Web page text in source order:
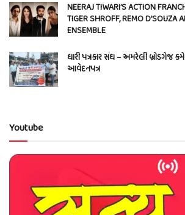
NEERAJ TIWARI’S ACTION
TIGER SHROFF, REMO D’SOUZA
ENSEMBLE
ધારી પત્રકાર સંઘ – અમરેલી બ્રોડગેજ
આવેદનપત્ર
Youtube